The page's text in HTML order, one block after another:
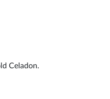
Celadon.